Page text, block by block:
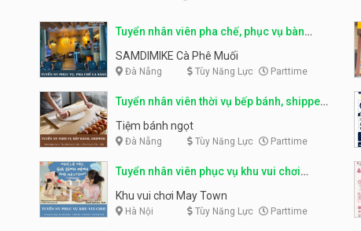
Tuyển nhân viên pha chế, phục vụ bàn
parttime
SAMDIMIKE Cà Phê Muối
Đà Nẵng Tùy Năng Lực Parttime
Tuyển nhân viên thời vụ bếp bánh, shipper
parttime
Tiệm bánh ngọt
Đà Nẵng Tùy Năng Lực Parttime
Tuyển nhân viên phục vụ khu vui chơi
parttime linh động
Khu vui chơi May Town
Hà Nội Tùy Năng Lực Parttime